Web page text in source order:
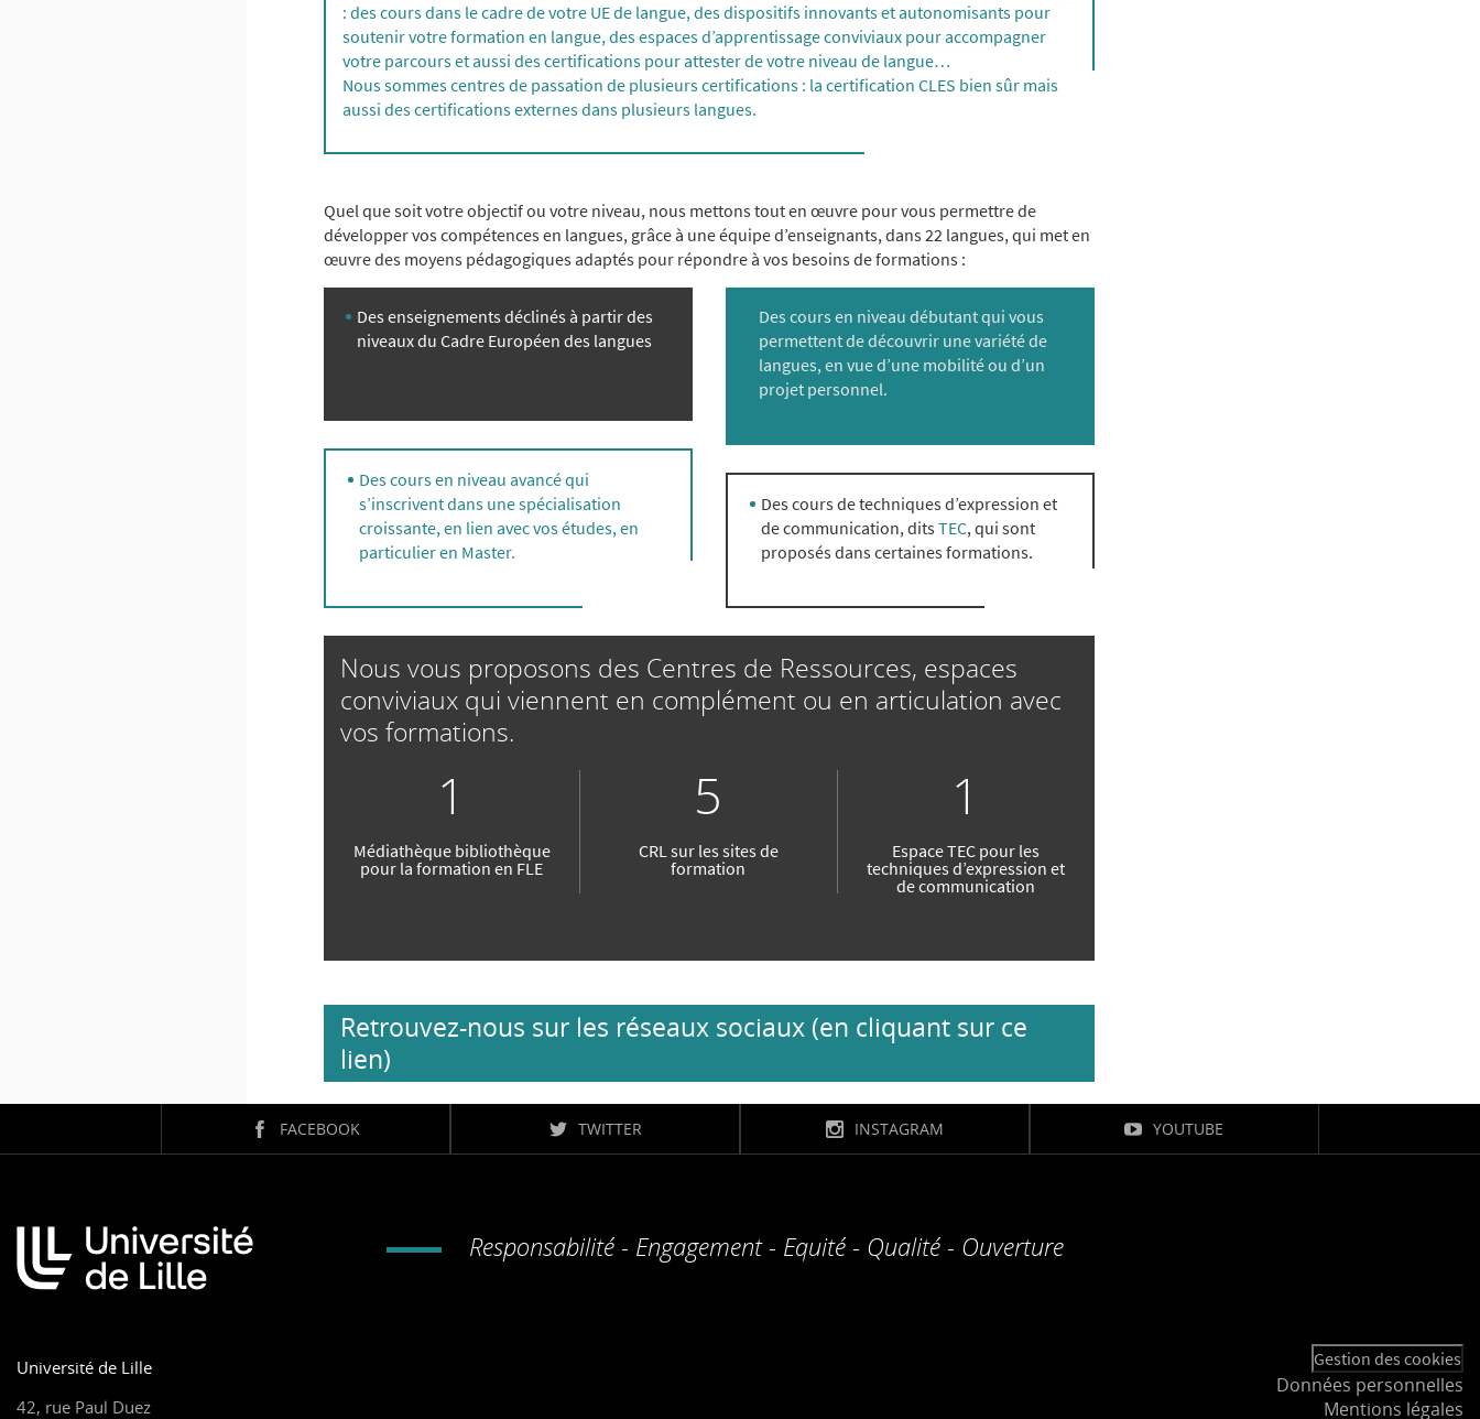
: des cours dans le cadre de votre UE de langue, des dispositifs innovants et autonomisants pour
soutenir votre formation en langue, des espaces d’apprentissage conviviaux pour accompagner
votre parcours et aussi des certifications pour attester de votre niveau de langue…
Nous sommes centres de passation de plusieurs certifications : la certification CLES bien sûr mais
aussi des certifications externes dans plusieurs langues.
Quel que soit votre objectif ou votre niveau, nous mettons tout en œuvre pour vous permettre de
développer vos compétences en langues, grâce à une équipe d’enseignants, dans 22 langues, qui met en
œuvre des moyens pédagogiques adaptés pour répondre à vos besoins de formations :
Des enseignements déclinés à partir des
niveaux du Cadre Européen des langues
Des cours en niveau avancé qui
s’inscrivent dans une spécialisation
croissante, en lien avec vos études, en
particulier en Master.
Des cours en niveau débutant qui vous
permettent de découvrir une variété de
langues, en vue d’une mobilité ou d’un
projet personnel.
Des cours de techniques d’expression et
de communication, ditsTEC, qui sont
proposés dans certaines formations.
Nous vous proposons des Centres de Ressources, espaces
conviviaux qui viennent en complément ou en articulation avec
vos formations.
1
Médiathèque bibliothèque
pour la formation en FLE
5
CRL sur les sites de
formation
1
Espace TEC pour les
techniques d’expression et
de communication
Retrouvez-nous sur les réseaux sociaux (en cliquant sur ce
lien)
FACEBOOK TWITTER INSTAGRAM YOUTUBE
Université de Lille
42, rue Paul Duez
Responsabilité - Engagement - Equité - Qualité - Ouverture
Gestion des cookies
Données personnelles
Mentions légales